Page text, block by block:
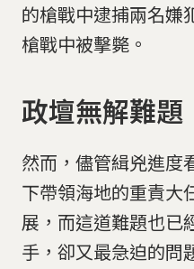
的槍戰中逮捕兩名嫌
槍戰中被擊斃。
政壇無解難題
然而，儘管緝兇進度
下帶領海地的重責大
展，而這道難題也已
手，卻又最急迫的問